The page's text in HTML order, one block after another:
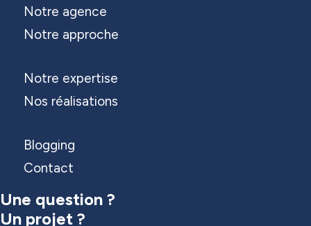
Notre agence
Notre approche
Notre expertise
Nos réalisations
Blogging
Contact
Une question ?
Un projet ?